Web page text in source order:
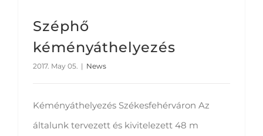
Széphő
kéményáthelyezés
2017. May 05. | News
Kéményáthelyezés Székesfehérváron Az
általunk tervezett és kivitelezett 48 m